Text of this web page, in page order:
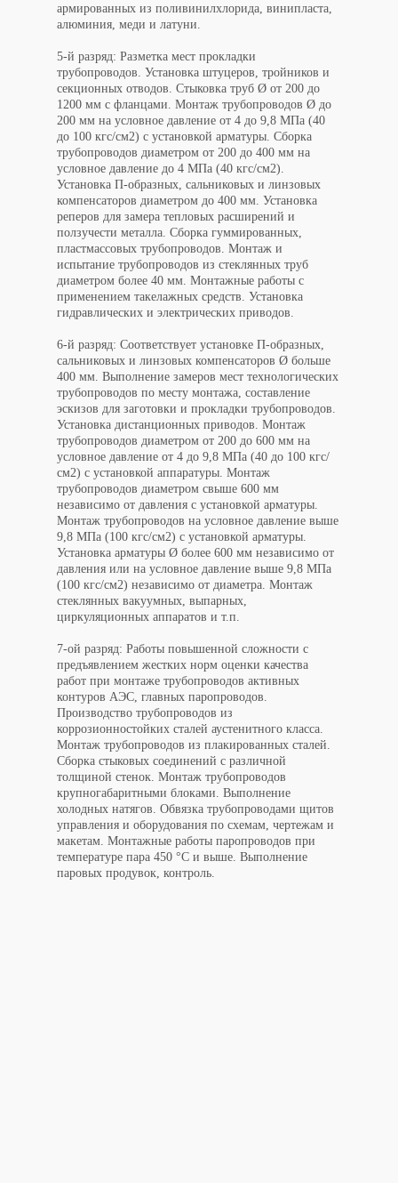
армированных из поливинилхлорида, винипласта,
алюминия, меди и латуни.
5-й разряд: Разметка мест прокладки
трубопроводов. Установка штуцеров, тройников и
секционных отводов. Стыковка труб Ø от 200 до
1200 мм с фланцами. Монтаж трубопроводов Ø до
200 мм на условное давление от 4 до 9,8 МПа (40
до 100 кгс/см2) с установкой арматуры. Сборка
трубопроводов диаметром от 200 до 400 мм на
условное давление до 4 МПа (40 кгс/см2).
Установка П-образных, сальниковых и линзовых
компенсаторов диаметром до 400 мм. Установка
реперов для замера тепловых расширений и
ползучести металла. Сборка гуммированных,
пластмассовых трубопроводов. Монтаж и
испытание трубопроводов из стеклянных труб
диаметром более 40 мм. Монтажные работы с
применением такелажных средств. Установка
гидравлических и электрических приводов.
6-й разряд: Соответствует установке П-образных,
сальниковых и линзовых компенсаторов Ø больше
400 мм. Выполнение замеров мест технологических
трубопроводов по месту монтажа, составление
эскизов для заготовки и прокладки трубопроводов.
Установка дистанционных приводов. Монтаж
трубопроводов диаметром от 200 до 600 мм на
условное давление от 4 до 9,8 МПа (40 до 100 кгс/
см2) с установкой аппаратуры. Монтаж
трубопроводов диаметром свыше 600 мм
независимо от давления с установкой арматуры.
Монтаж трубопроводов на условное давление выше
9,8 МПа (100 кгс/см2) с установкой арматуры.
Установка арматуры Ø более 600 мм независимо от
давления или на условное давление выше 9,8 МПа
(100 кгс/см2) независимо от диаметра. Монтаж
стеклянных вакуумных, выпарных,
циркуляционных аппаратов и т.п.
7-ой разряд: Работы повышенной сложности с
предъявлением жестких норм оценки качества
работ при монтаже трубопроводов активных
контуров АЭС, главных паропроводов.
Производство трубопроводов из
коррозионностойких сталей аустенитного класса.
Монтаж трубопроводов из плакированных сталей.
Сборка стыковых соединений с различной
толщиной стенок. Монтаж трубопроводов
крупногабаритными блоками. Выполнение
холодных натягов. Обвязка трубопроводами щитов
управления и оборудования по схемам, чертежам и
макетам. Монтажные работы паропроводов при
температуре пара 450 °С и выше. Выполнение
паровых продувок, контроль.